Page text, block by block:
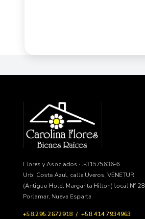
Flores y Asociados · J-31575636-6
Urb. Costa Azul, calle Uveros, VENETUR
(Antiguo Hotel Margarita Hilton) local N° 28
Porlamar, Nueva Esparta
+58.295.2672918 / +58.414.7934963